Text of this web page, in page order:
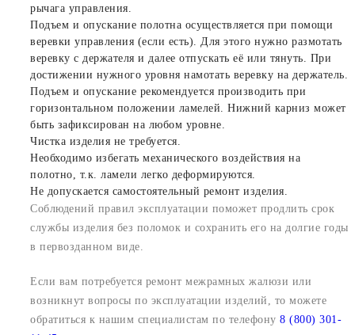
рычага управления.
Подъем и опускание полотна осуществляется при помощи
веревки управления (если есть). Для этого нужно размотать
веревку с держателя и далее отпускать её или тянуть. При
достижении нужного уровня намотать веревку на держатель.
Подъем и опускание рекомендуется производить при
горизонтальном положении ламелей. Нижний карниз может
быть зафиксирован на любом уровне.
Чистка изделия не требуется.
Необходимо избегать механического воздействия на
полотно, т.к. ламели легко деформируются.
Не допускается самостоятельный ремонт изделия.
Соблюдений правил эксплуатации поможет продлить срок
службы изделия без поломок и сохранить его на долгие годы
в первозданном виде.
Если вам потребуется ремонт межрамных жалюзи или
возникнут вопросы по эксплуатации изделий, то можете
обратиться к нашим специалистам по телефону 8 (800) 301-